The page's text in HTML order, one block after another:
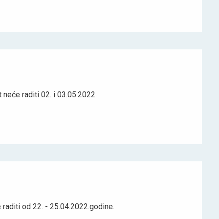
raditi 02. i 03.05.2022.
od 22. - 25.04.2022.godine.